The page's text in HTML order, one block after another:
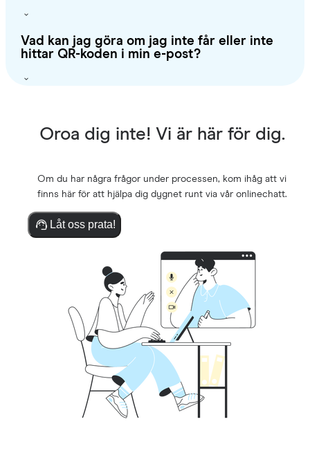
Vad kan jag göra om jag inte får eller inte
hittar QR-koden i min e-post?
Oroa dig inte! Vi är här för dig.
Om du har några frågor under processen, kom ihåg att vi
finns här för att hjälpa dig dygnet runt via vår onlinechatt.
Låt oss prata!